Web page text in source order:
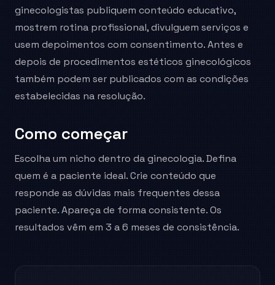
ginecologistas publiquem conteúdo educativo,
mostrem rotina profissional, divulguem serviços e
usem depoimentos com consentimento. Antes e
depois de procedimentos estéticos ginecológicos
também podem ser publicados com as condições
estabelecidas na resolução.
Como começar
Escolha um nicho dentro da ginecologia. Defina
quem é a paciente ideal. Crie conteúdo que
responde as dúvidas mais frequentes dessa
paciente. Apareça de forma consistente. Os
resultados vêm em 3 a 6 meses de consistência.